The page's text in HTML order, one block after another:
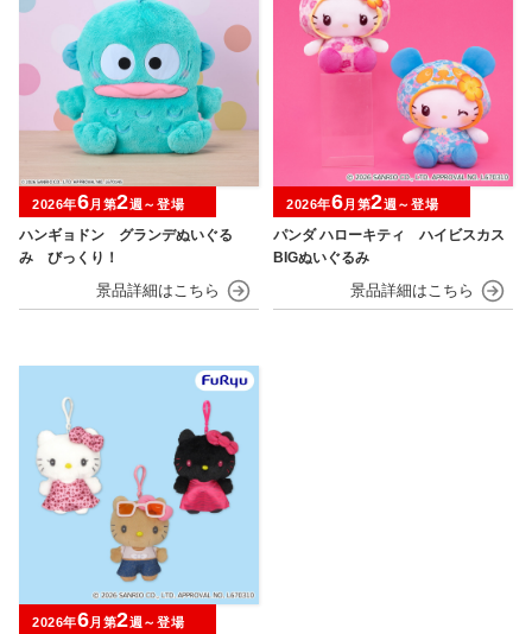
ハンギョドン グランデぬいぐる
み びっくり！
2026年6月第2週～登場
パンダ ハローキティ ハイビスカス
BIGぬいぐるみ
2026年6月第2週～登場
2026年6月第2週～登場